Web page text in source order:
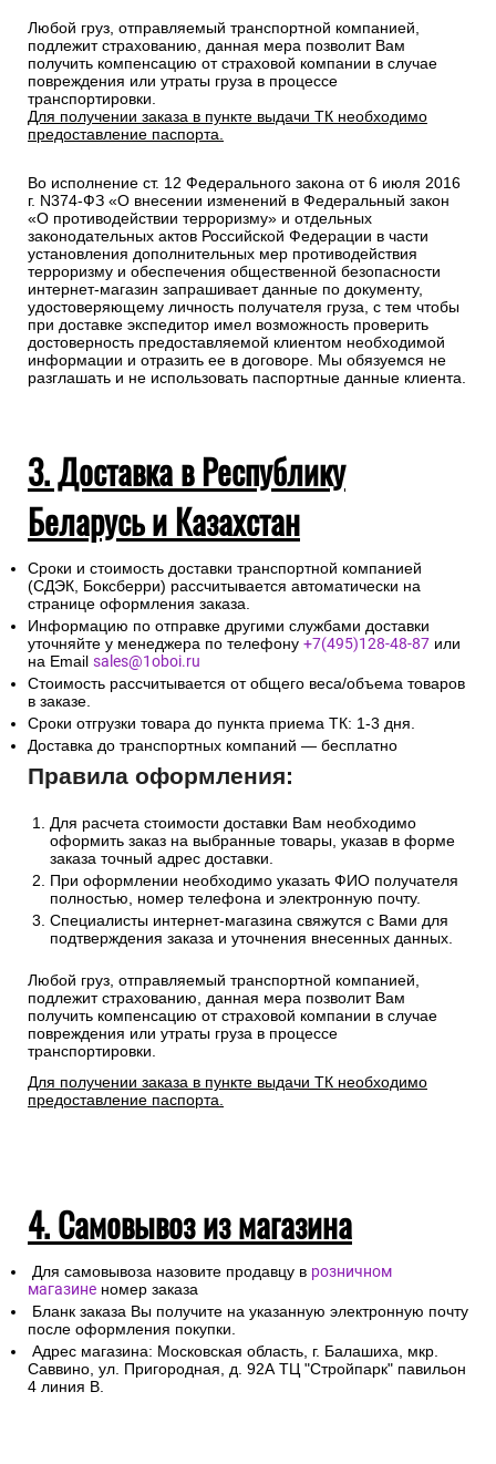
Любой груз, отправляемый транспортной компанией,
подлежит страхованию, данная мера позволит Вам
получить компенсацию от страховой компании в случае
повреждения или утраты груза в процессе
транспортировки.
Для получении заказа в пункте выдачи ТК необходимо
предоставление паспорта.
Во исполнение ст. 12 Федерального закона от 6 июля 2016
г. N374-ФЗ «О внесении изменений в Федеральный закон
«О противодействии терроризму» и отдельных
законодательных актов Российской Федерации в части
установления дополнительных мер противодействия
терроризму и обеспечения общественной безопасности
интернет-магазин запрашивает данные по документу,
удостоверяющему личность получателя груза, с тем чтобы
при доставке экспедитор имел возможность проверить
достоверность предоставляемой клиентом необходимой
информации и отразить ее в договоре. Мы обязуемся не
разглашать и не использовать паспортные данные клиента.
3. Доставка в Республику
Беларусь и Казахстан
Сроки и стоимость доставки транспортной компанией
(СДЭК, Боксберри) рассчитывается автоматически на
странице оформления заказа.
Информацию по отправке другими службами доставки
уточняйте у менеджера по телефону +7(495)128-48-87 или
на Email sales@1oboi.ru
Стоимость рассчитывается от общего веса/объема товаров
в заказе.
Сроки отгрузки товара до пункта приема ТК: 1-3 дня.
Доставка до транспортных компаний — бесплатно
Правила оформления:
Для расчета стоимости доставки Вам необходимо
оформить заказ на выбранные товары, указав в форме
заказа точный адрес доставки.
При оформлении необходимо указать ФИО получателя
полностью, номер телефона и электронную почту.
Специалисты интернет-магазина свяжутся с Вами для
подтверждения заказа и уточнения внесенных данных.
Любой груз, отправляемый транспортной компанией,
подлежит страхованию, данная мера позволит Вам
получить компенсацию от страховой компании в случае
повреждения или утраты груза в процессе
транспортировки.
Для получении заказа в пункте выдачи ТК необходимо
предоставление паспорта.
4. Самовывоз из магазина
Для самовывоза назовите продавцу в розничном
магазине номер заказа
Бланк заказа Вы получите на указанную электронную почту
после оформления покупки.
Адрес магазина: Московская область, г. Балашиха, мкр.
Саввино, ул. Пригородная, д. 92А ТЦ "Стройпарк" павильон
4 линия В.